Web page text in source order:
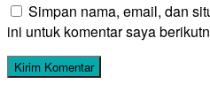
Simpan nama, email, dan
ini untuk komentar saya